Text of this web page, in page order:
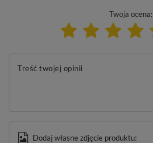
Twoja ocena:
Treść twojej opinii
Dodaj własne zdjęcie produktu: